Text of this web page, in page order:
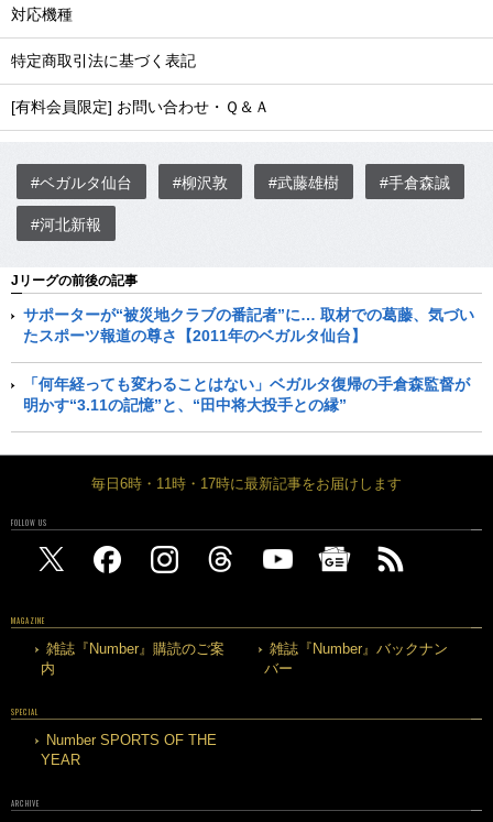
対応機種
特定商取引法に基づく表記
[有料会員限定] お問い合わせ・Ｑ＆Ａ
#ベガルタ仙台 #柳沢敦 #武藤雄樹 #手倉森誠
#河北新報
Jリーグの前後の記事
サポーターが“被災地クラブの番記者”に… 取材での葛藤、気づい
たスポーツ報道の尊さ【2011年のベガルタ仙台】
「何年経っても変わることはない」ベガルタ復帰の手倉森監督が
明かす“3.11の記憶”と、“田中将大投手との縁”
毎日6時・11時・17時に最新記事をお届けします
FOLLOW US
MAGAZINE
雑誌『Number』購読のご案
内
雑誌『Number』バックナン
バー
SPECIAL
Number SPORTS OF THE
YEAR
ARCHIVE